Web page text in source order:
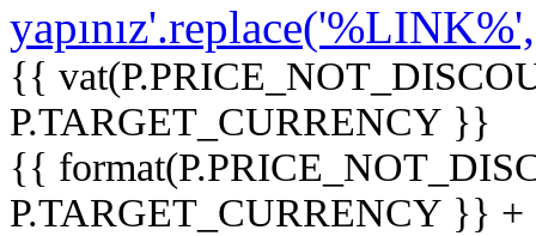
{{
P.TARGET_CURRENCY }}
{{
P.TARGET_CURRENCY }}